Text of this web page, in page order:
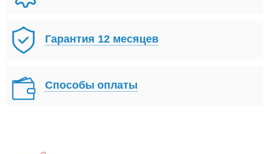
Гарантия 12 месяцев
Способы оплаты